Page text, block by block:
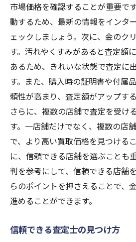
市場価格を確認することが重要で
動するため、最新の情報をインタ
ェックしましょう。次に、金のク
す。汚れやくすみがあると査定額
あるため、きれいな状態で査定に
す。また、購入時の証明書や付属
頼性が高まり、査定額がアップす
さらに、複数の店舗で査定を受け
す。一店舗だけでなく、複数の店
で、より高い買取価格を見つける
に、信頼できる店舗を選ぶことも
判を参考にして、信頼できる店舗
らのポイントを押さえることで、
進めることができます。
信頼できる査定士の見つけ方